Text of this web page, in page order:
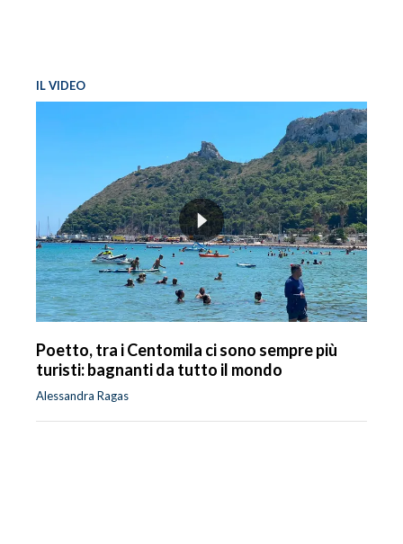
IL VIDEO
Poetto, tra i Centomila ci sono sempre più
turisti: bagnanti da tutto il mondo
Alessandra Ragas